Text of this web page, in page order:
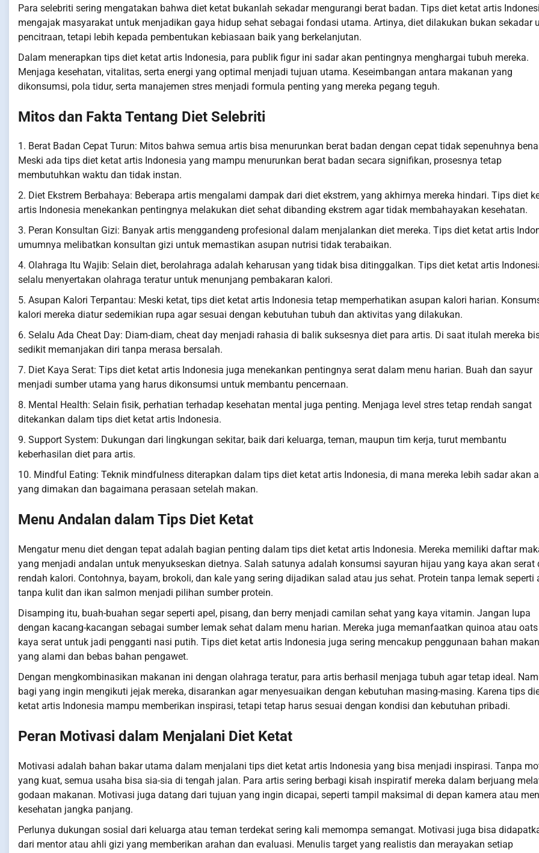
Para selebriti sering mengatakan bahwa diet ketat bukanlah sekadar mengurangi berat badan. Tips diet ketat artis
mengajak masyarakat untuk menjadikan gaya hidup sehat sebagai fondasi utama. Artinya, diet dilakukan bukan sekadar
pencitraan, tetapi lebih kepada pembentukan kebiasaan baik yang berkelanjutan.
Dalam menerapkan tips diet ketat artis Indonesia, para publik figur ini sadar akan pentingnya menghargai tubuh mereka.
Menjaga kesehatan, vitalitas, serta energi yang optimal menjadi tujuan utama. Keseimbangan antara makanan yang
dikonsumsi, pola tidur, serta manajemen stres menjadi formula penting yang mereka pegang teguh.
Mitos dan Fakta Tentang Diet Selebriti
1. Berat Badan Cepat Turun: Mitos bahwa semua artis bisa menurunkan berat badan dengan cepat tidak sepenuhnya
Meski ada tips diet ketat artis Indonesia yang mampu menurunkan berat badan secara signifikan, prosesnya tetap
membutuhkan waktu dan tidak instan.
2. Diet Ekstrem Berbahaya: Beberapa artis mengalami dampak dari diet ekstrem, yang akhirnya mereka hindari. Tips diet
artis Indonesia menekankan pentingnya melakukan diet sehat dibanding ekstrem agar tidak membahayakan kesehatan.
3. Peran Konsultan Gizi: Banyak artis menggandeng profesional dalam menjalankan diet mereka. Tips diet ketat artis
umumnya melibatkan konsultan gizi untuk memastikan asupan nutrisi tidak terabaikan.
4. Olahraga Itu Wajib: Selain diet, berolahraga adalah keharusan yang tidak bisa ditinggalkan. Tips diet ketat artis
selalu menyertakan olahraga teratur untuk menunjang pembakaran kalori.
5. Asupan Kalori Terpantau: Meski ketat, tips diet ketat artis Indonesia tetap memperhatikan asupan kalori harian.
kalori mereka diatur sedemikian rupa agar sesuai dengan kebutuhan tubuh dan aktivitas yang dilakukan.
6. Selalu Ada Cheat Day: Diam-diam, cheat day menjadi rahasia di balik suksesnya diet para artis. Di saat itulah mereka
sedikit memanjakan diri tanpa merasa bersalah.
7. Diet Kaya Serat: Tips diet ketat artis Indonesia juga menekankan pentingnya serat dalam menu harian. Buah dan sayur
menjadi sumber utama yang harus dikonsumsi untuk membantu pencernaan.
8. Mental Health: Selain fisik, perhatian terhadap kesehatan mental juga penting. Menjaga level stres tetap rendah sangat
ditekankan dalam tips diet ketat artis Indonesia.
9. Support System: Dukungan dari lingkungan sekitar, baik dari keluarga, teman, maupun tim kerja, turut membantu
keberhasilan diet para artis.
10. Mindful Eating: Teknik mindfulness diterapkan dalam tips diet ketat artis Indonesia, di mana mereka lebih sadar akan
yang dimakan dan bagaimana perasaan setelah makan.
Menu Andalan dalam Tips Diet Ketat
Mengatur menu diet dengan tepat adalah bagian penting dalam tips diet ketat artis Indonesia. Mereka memiliki daftar
yang menjadi andalan untuk menyukseskan dietnya. Salah satunya adalah konsumsi sayuran hijau yang kaya akan serat
rendah kalori. Contohnya, bayam, brokoli, dan kale yang sering dijadikan salad atau jus sehat. Protein tanpa lemak seperti
tanpa kulit dan ikan salmon menjadi pilihan sumber protein.
Disamping itu, buah-buahan segar seperti apel, pisang, dan berry menjadi camilan sehat yang kaya vitamin. Jangan lupa
dengan kacang-kacangan sebagai sumber lemak sehat dalam menu harian. Mereka juga memanfaatkan quinoa atau
kaya serat untuk jadi pengganti nasi putih. Tips diet ketat artis Indonesia juga sering mencakup penggunaan bahan
yang alami dan bebas bahan pengawet.
Dengan mengkombinasikan makanan ini dengan olahraga teratur, para artis berhasil menjaga tubuh agar tetap ideal.
bagi yang ingin mengikuti jejak mereka, disarankan agar menyesuaikan dengan kebutuhan masing-masing. Karena tips
ketat artis Indonesia mampu memberikan inspirasi, tetapi tetap harus sesuai dengan kondisi dan kebutuhan pribadi.
Peran Motivasi dalam Menjalani Diet Ketat
Motivasi adalah bahan bakar utama dalam menjalani tips diet ketat artis Indonesia yang bisa menjadi inspirasi. Tanpa
yang kuat, semua usaha bisa sia-sia di tengah jalan. Para artis sering berbagi kisah inspiratif mereka dalam berjuang
godaan makanan. Motivasi juga datang dari tujuan yang ingin dicapai, seperti tampil maksimal di depan kamera atau
kesehatan jangka panjang.
Perlunya dukungan sosial dari keluarga atau teman terdekat sering kali memompa semangat. Motivasi juga bisa
dari mentor atau ahli gizi yang memberikan arahan dan evaluasi. Menulis target yang realistis dan merayakan setiap